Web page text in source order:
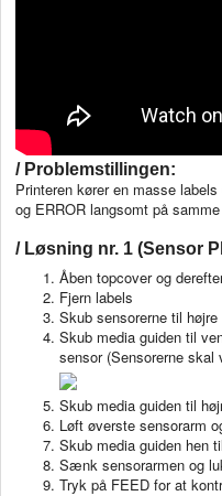
/ Problemstillingen:
Printeren kører en masse
og ERROR langsomt på
/ Løsning nr. 1 (Sensor
Åben topcover og
Fjern labels
Skub sensorerne til højre
Skub media guiden til
sensor (Sensorerne
Skub media guiden til
Løft øverste sensorarm
Skub media guiden hen
Sænk sensorarmen og
Tryk på FEED for at